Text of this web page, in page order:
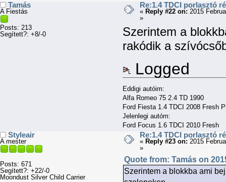
Tamás
A Fiestás
Posts: 213
Segített?: +8/-0
Re:1.4 TDCI porlasztó
« Reply #22 on: 2015
»
Szerintem a
rakódik a
Logged
Eddigi autóim:
Alfa Romeo 75 2.4 TD 1990
Ford Fiesta 1.4 TDCI 2008 Fresh
Jelenlegi autóm:
Ford Focus 1.6 TDCI 2010 Fresh
Styleair
A mester
Posts: 671
Segített?: +22/-0
Moondust Silver Child Carrier
Re:1.4 TDCI porlasztó
« Reply #23 on: 2015
»
Quote from: Tamás on
Szerintem a blokkba ami